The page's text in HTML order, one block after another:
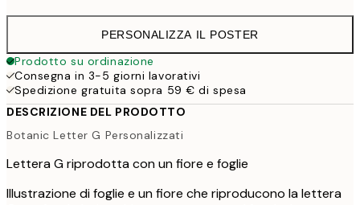
PERSONALIZZA IL POSTER
Prodotto su ordinazione
Consegna in 3-5 giorni lavorativi
Spedizione gratuita sopra 59 € di spesa
DESCRIZIONE DEL PRODOTTO
Botanic Letter G Personalizzati
Lettera G riprodotta con un fiore e foglie
Illustrazione di foglie e un fiore che riproducono la lettera